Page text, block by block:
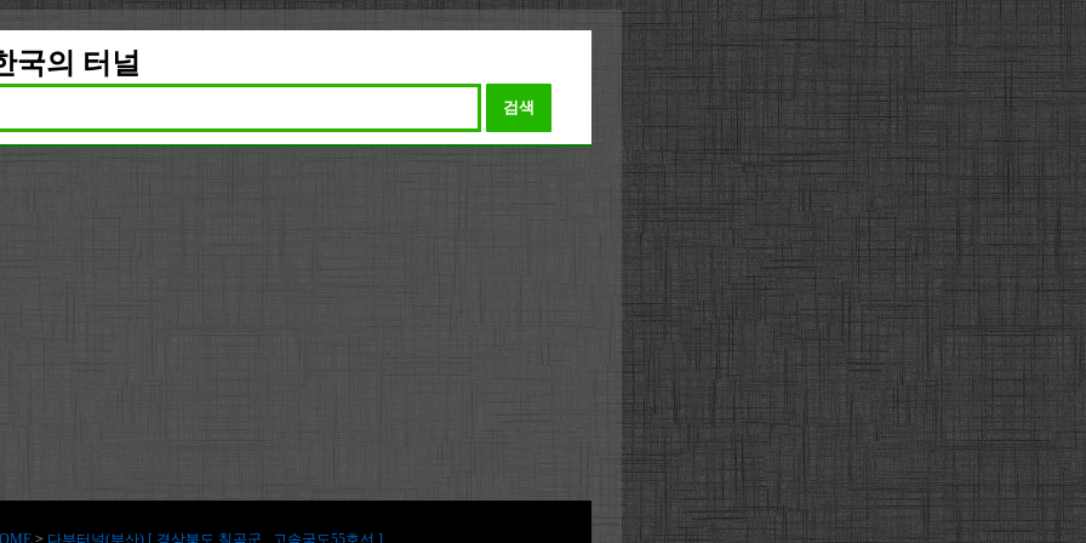
국의 터널
검색
> 다부터널(부산) [ 경상북도 칠곡군 , 고속국도55호선 ]